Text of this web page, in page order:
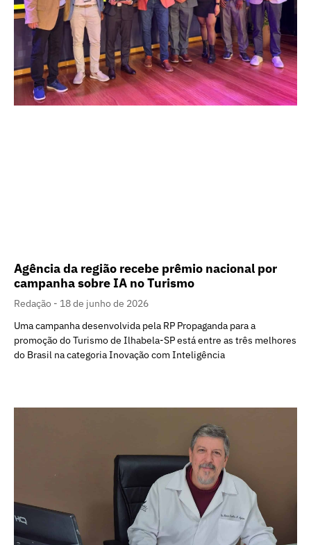
Agência da região recebe prêmio nacional por
campanha sobre IA no Turismo
Redação
18 de junho de 2026
Uma campanha desenvolvida pela RP Propaganda para a
promoção do Turismo de Ilhabela-SP está entre as três melhores
do Brasil na categoria Inovação com Inteligência